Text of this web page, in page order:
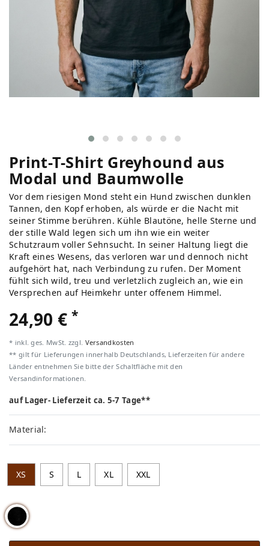
Print-T-Shirt Greyhound aus
Modal und Baumwolle
Vor dem riesigen Mond steht ein Hund zwischen dunklen
Tannen, den Kopf erhoben, als würde er die Nacht mit
seiner Stimme berühren. Kühle Blautöne, helle Sterne und
der stille Wald legen sich um ihn wie ein weiter
Schutzraum voller Sehnsucht. In seiner Haltung liegt die
Kraft eines Wesens, das verloren war und dennoch nicht
aufgehört hat, nach Verbindung zu rufen. Der Moment
fühlt sich wild, treu und verletzlich zugleich an, wie ein
Versprechen auf Heimkehr unter offenem Himmel.
24,90 €*
* inkl. ges. MwSt. zzgl. Versandkosten
** gilt für Lieferungen innerhalb Deutschlands, Lieferzeiten für andere
Länder entnehmen Sie bitte der Schaltfläche mit den
Versandinformationen.
auf Lager- Lieferzeit ca. 5-7 Tage**
Material:
XS S L XL XXL